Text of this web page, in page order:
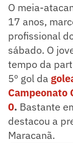
O meia-
17 anos,
profissional
sábado. O
tempo da
5º gol da
Campeonato
0. Bastante
destacou a
Maracanã.